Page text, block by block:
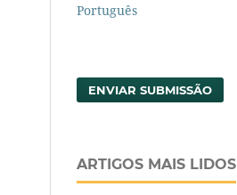
Português
ENVIAR SUBMISSÃO
ARTIGOS MAIS LIDOS